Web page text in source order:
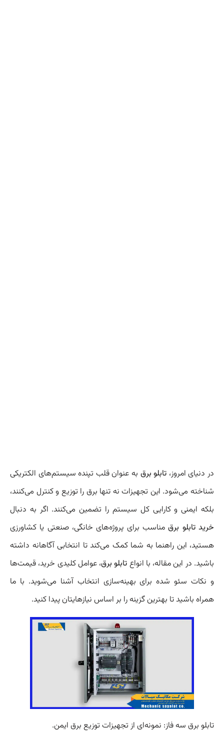
در دنیای امروز، تابلو برق به عنوان قلب تپنده سیستم‌های الکتریکی
شناخته می‌شود. این تجهیزات نه تنها برق را توزیع و کنترل می‌کنند،
بلکه ایمنی و کارایی کل سیستم را تضمین می‌کنند. اگر به دنبال
خرید تابلو برقمناسب برای پروژه‌های خانگی، صنعتی یا کشاورزی
هستید، این راهنما به شما کمک می‌کند تا انتخابی آگاهانه داشته
باشید. در این مقاله، با انواع تابلو برق، عوامل کلیدی خرید، قیمت‌ها
و نکات سئو شده برای بهینه‌سازی انتخاب آشنا می‌شوید. با ما
همراه باشید تا بهترین گزینه را بر اساس نیازهایتان پیدا کنید.
تابلو برق سه فاز: نمونه‌ای از تجهیزات توزیع برق ایمن.